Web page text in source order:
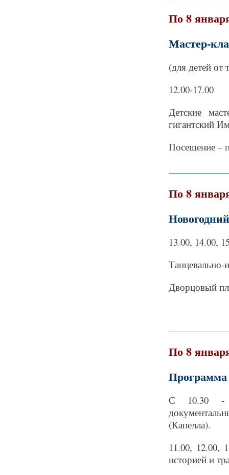
По 8
Мастер-
(для детей от
12.00-17.00
Детские
гигантский
Посещение –
По 8
13.00, 14.00,
Танцевально-
Дворцовый
По 8
Программа
С 10.30 -
(Капелла).
11.00, 12.00,
историей и